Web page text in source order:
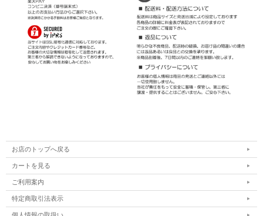
お店のトップへ戻る
カートを見る
ご利用案内
特定商取引法表示